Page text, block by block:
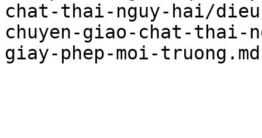
chat-thai-nguy-hai/
chuyen-giao-chat-thai-